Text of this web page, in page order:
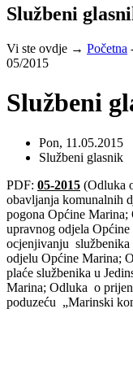
Službeni
Vi ste ovdje → Početna
05/2015
Službeni
Pon, 11.05.2015
Službeni glasnik
PDF: 05-2015 (Odluka
obavljanja komunalnih
pogona Općine
upravnog odjela
ocjenjivanju službenika
odjelu Općine Marina;
plaće službenika u
Marina; Odluka o
poduzeću „Marinski